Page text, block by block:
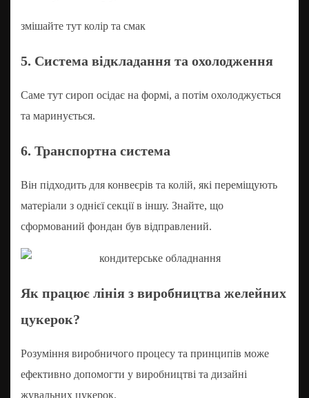
змішайте тут колір та смак
5. Система відкладання та охолодження
Саме тут сироп осідає на формі, а потім охолоджується
та маринується.
6. Транспортна система
Він підходить для конвеєрів та колій, які переміщують
матеріали з однієї секції в іншу. Знайте, що
сформований фондан був відправлений.
Як працює лінія з виробництва желейних
цукерок?
Розуміння виробничого процесу та принципів може
ефективно допомогти у виробництві та дизайні
жувальних цукерок.